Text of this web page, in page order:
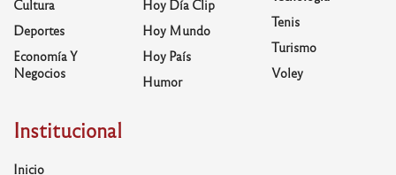
Cultura
Deportes
Economía Y
Negocios
Hoy Día Clip
Hoy Mundo
Hoy País
Humor
Tenis
Turismo
Voley
Institucional
Inicio